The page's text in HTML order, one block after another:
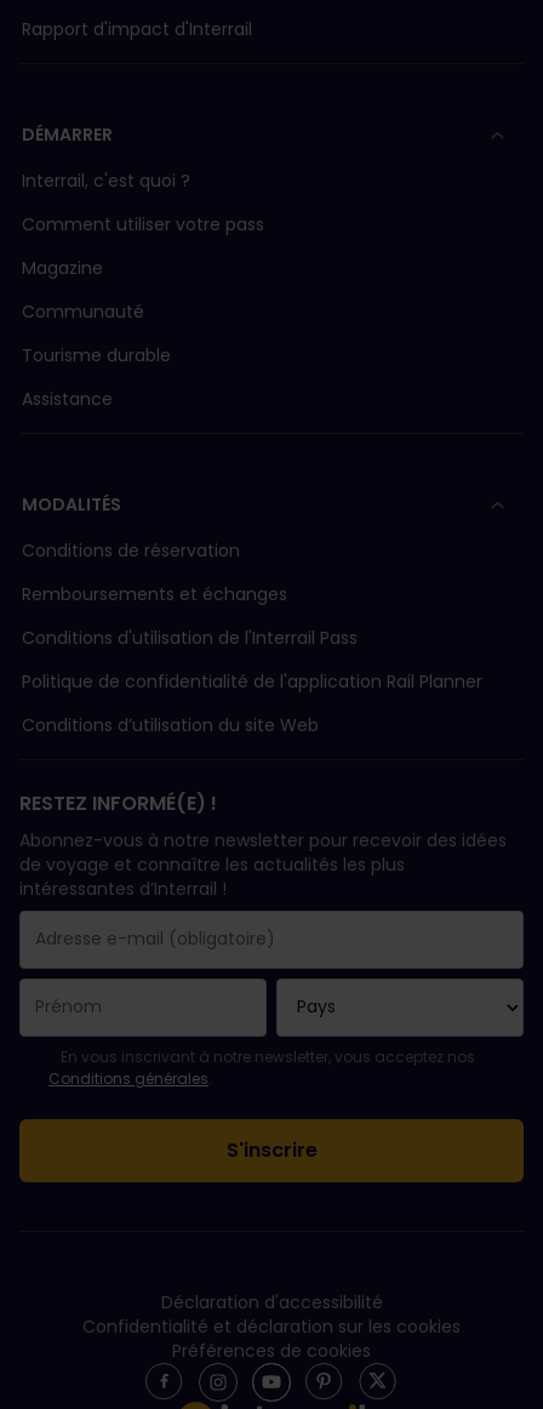
Rapport d'impact d'Interrail
DÉMARRER
Interrail, c'est quoi ?
Comment utiliser votre pass
Magazine
Communauté
Tourisme durable
Assistance
MODALITÉS
Conditions de réservation
Remboursements et échanges
Conditions d'utilisation de l'Interrail Pass
Politique de confidentialité de l'application Rail Planner
Conditions d’utilisation du site Web
RESTEZ INFORMÉ(E) !
Abonnez-vous à notre newsletter pour recevoir des idées
de voyage et connaître les actualités les plus
intéressantes d’Interrail !
Votre abonnement a bien été pris en compte.
Le champ adresse e-mail est obligatoire.
L'adresse e-mail n'est pas valide !
L'inscription à la newsletter a échoué. Veuillez réessayer
Vous êtes déjà abonné(e) à cette newsletter.
Veuillez accepter les conditions générales pour vous inscrire à
En vous inscrivant à notre newsletter, vous acceptez nos
Conditions générales.
Déclaration d'accessibilité
Confidentialité et déclaration sur les cookies
Préférences de cookies